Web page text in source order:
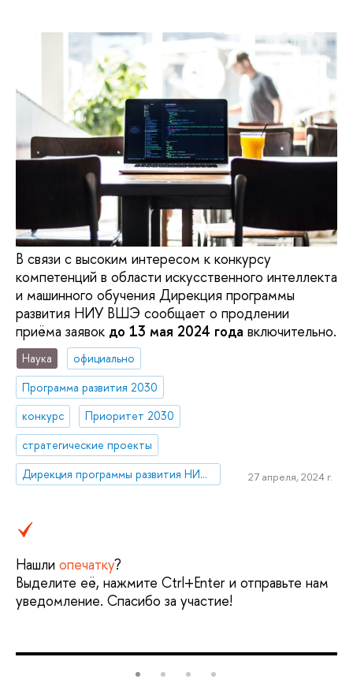
В связи с высоким интересом к конкурсу
компетенций в области искусственного интеллекта
и машинного обучения Дирекция программы
развития НИУ ВШЭ сообщает о продлении
приёма заявок до 13 мая 2024 года включительно.
Наука
официально
Программа развития 2030
конкурс
Приоритет 2030
стратегические проекты
Дирекция программы развития НИУ ВШЭ
27 апреля, 2024 г.
Нашли опечатку?
Выделите её, нажмите Ctrl+Enter и отправьте нам
уведомление. Спасибо за участие!